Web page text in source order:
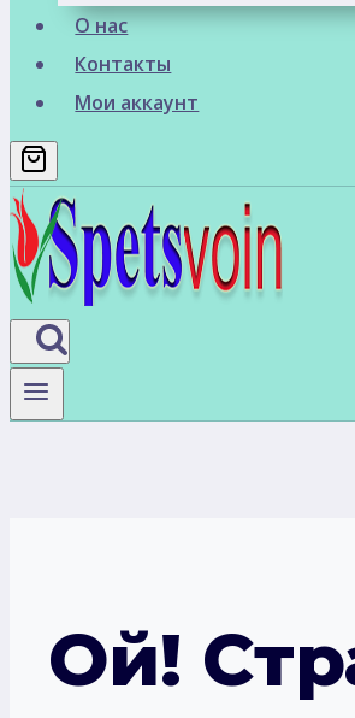
О нас
Контакты
Мои аккаунт
Ой!